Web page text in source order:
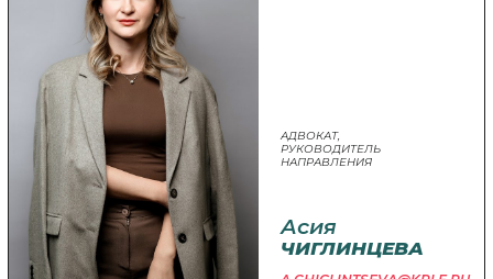
АДВОКАТ,
РУКОВОДИТЕЛЬ
НАПРАВЛЕНИЯ
Асия
ЧИГЛИНЦЕВА